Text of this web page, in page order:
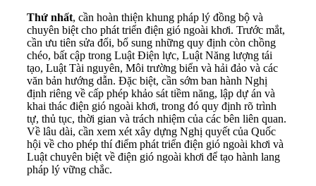
Thứ nhất, cần hoàn thiện khung pháp lý đồng bộ và
chuyên biệt cho phát triển điện gió ngoài khơi. Trước mắt,
cần ưu tiên sửa đổi, bổ sung những quy định còn chồng
chéo, bất cập trong Luật Điện lực, Luật Năng lượng tái
tạo, Luật Tài nguyên, Môi trường biển và hải đảo và các
văn bản hướng dẫn. Đặc biệt, cần sớm ban hành Nghị
định riêng về cấp phép khảo sát tiềm năng, lập dự án và
khai thác điện gió ngoài khơi, trong đó quy định rõ trình
tự, thủ tục, thời gian và trách nhiệm của các bên liên quan.
Về lâu dài, cần xem xét xây dựng Nghị quyết của Quốc
hội về cho phép thí điểm phát triển điện gió ngoài khơi và
Luật chuyên biệt về điện gió ngoài khơi để tạo hành lang
pháp lý vững chắc.